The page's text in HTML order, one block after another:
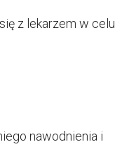
z lekarzem w celu
nawodnienia i